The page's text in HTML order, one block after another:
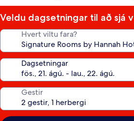
Veldu dagsetningar til að sjá
Hvert viltu fara?
Dagsetningar
Gestir